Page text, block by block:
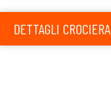
DETTAGLI CROCIERA